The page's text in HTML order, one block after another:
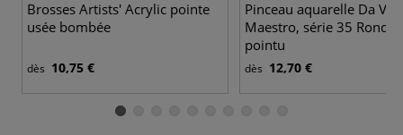
Brosses Artists' Acrylic pointe
usée bombée
dès 10,75 €
Pinceau aquarelle Da
Maestro, série 35 Rond et
pointu
dès 12,70 €